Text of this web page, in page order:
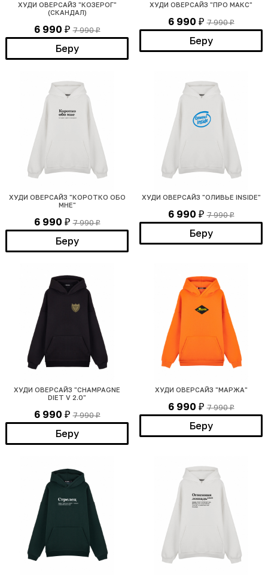
ХУДИ ОВЕРСАЙЗ "КОЗЕРОГ"
(СКАНДАЛ)
6 990 ₽ 7 990₽
Беру
ХУДИ ОВЕРСАЙЗ "ПРО МАКС"
6 990 ₽ 7 990₽
Беру
ХУДИ ОВЕРСАЙЗ "КОРОТКО ОБО
МНЕ"
6 990 ₽ 7 990₽
Беру
ХУДИ ОВЕРСАЙЗ "ОЛИВЬЕ INSIDE"
6 990 ₽ 7 990₽
Беру
ХУДИ ОВЕРСАЙЗ "CHAMPAGNE
DIET V 2.0"
6 990 ₽ 7 990₽
Беру
ХУДИ ОВЕРСАЙЗ "МАРЖА"
6 990 ₽ 7 990₽
Беру